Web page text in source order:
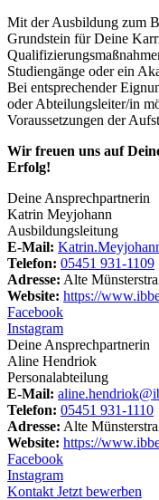
Mit der Ausbildung zum
Grundstein für Deine
Studiengänge oder ein
Bei entsprechender
oder Abteilungsleiter/in
Voraussetzungen der
Wir freuen uns auf
Erfolg!
Deine Ansprechpartnerin
Katrin Meyjohann
Ausbildungsleitung
E-Mail:
Telefon: 05451 931-1109
Adresse: Alte
Website: https://
Facebook
Instagram
Deine Ansprechpartnerin
Aline Hendriok
Personalabteilung
E-Mail:
Telefon: 05451 931-1110
Adresse: Alte
Website: https://
Facebook
Instagram
Kontakt Jetzt bewerben